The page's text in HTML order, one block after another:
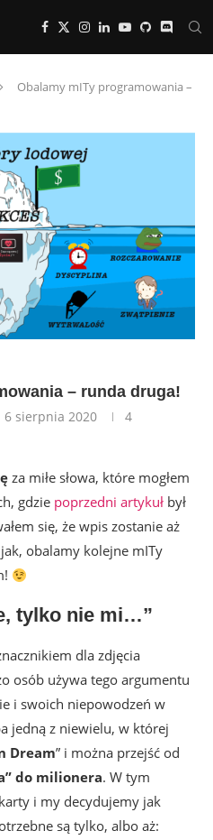
Obalamy mITy programowania –
– runda druga!
6 sierpnia 2020
4
za miłe słowa, które mogłem
gdzie poprzedni artykuł był
się, że wpis zostanie aż
obalamy kolejne mITy
tylko nie mi…”
dla zdjęcia
osób używa tego argumentu
i swoich niepowodzeń w
jedną z niewielu, w której
Dream” i można przejść od
do milionera. W tym
i my decydujemy jak
są tylko, albo aż: